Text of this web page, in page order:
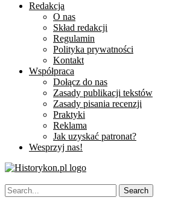
Redakcja
O nas
Skład redakcji
Regulamin
Polityka prywatności
Kontakt
Współpraca
Dołącz do nas
Zasady publikacji tekstów
Zasady pisania recenzji
Praktyki
Reklama
Jak uzyskać patronat?
Wesprzyj nas!